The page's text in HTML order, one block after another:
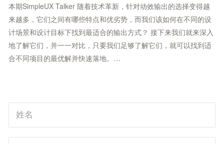
本期SimpleUX Talker 随着技术革新，针对动效输出的选择变得越
来越多，它们之间有哪些特点和优劣势，而我们该如何在不同的设
计场景和设计目标下找到最适合的输出方式？ 接下来我们就来深入
地了解它们，并一一对比，只要我们足够了解它们，就可以找到适
合不同项目的最优解并快速落地。…